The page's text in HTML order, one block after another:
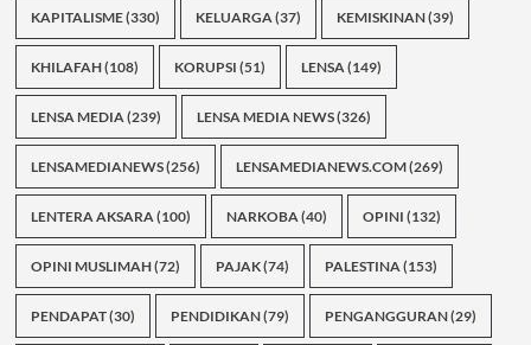
KAPITALISME(330) KELUARGA (37) KEMISKINAN(39)
KHILAFAH(108) KORUPSI (51) LENSA (149)
LENSA MEDIA (239) LENSA MEDIA NEWS(326)
LENSAMEDIANEWS(256) LENSAMEDIANEWS.COM(269)
LENTERA AKSARA (100) NARKOBA (40) OPINI (132)
OPINI MUSLIMAH(72) PAJAK(74) PALESTINA (153)
PENDAPAT(30) PENDIDIKAN(79) PENGANGGURAN(29)